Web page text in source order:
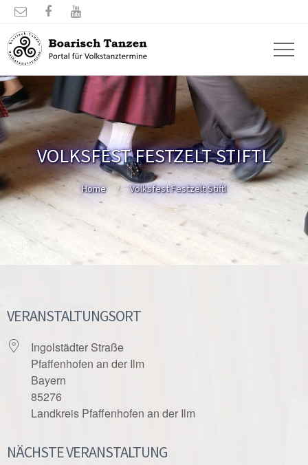
  
VOLKSFEST FESTZELT STIFTL
Home Volksfest Festzelt Stiftl
VERANSTALTUNGSORT
Ingolstädter Straße
Pfaffenhofen an der Ilm
Bayern
85276
Landkreis Pfaffenhofen an der Ilm
NÄCHSTE VERANSTALTUNG